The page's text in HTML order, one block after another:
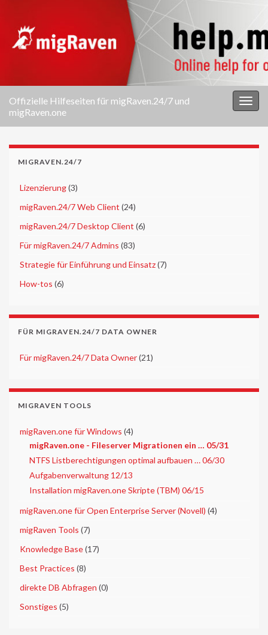
Offizielle Hilfeseiten für migRaven.24/7 und
migRaven.one
MIGRAVEN.24/7
Lizenzierung(3)
migRaven.24/7 Web Client (24)
migRaven.24/7 Desktop Client (6)
Für migRaven.24/7 Admins (83)
Strategie für Einführung und Einsatz(7)
How-tos (6)
FÜR MIGRAVEN.24/7 DATA OWNER
Für migRaven.24/7 Data Owner(21)
MIGRAVEN TOOLS
migRaven.one für Windows (4)
migRaven.one - Fileserver Migrationen ein … 05/31
NTFS Listberechtigungen optimal aufbauen … 06/30
Aufgabenverwaltung 12/13
Installation migRaven.one Skripte (TBM) 06/15
migRaven.one für Open Enterprise Server (Novell) (4)
migRaven Tools (7)
Knowledge Base(17)
Best Practices (8)
direkte DB Abfragen (0)
Sonstiges (5)